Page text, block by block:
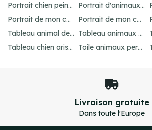
Portrait chien peinture : personnalisez votre chef-d'œuvre
Portrait d'animaux d'après photo : idées uniques et originales
Portrait de mon chat : idées et options originales
Portrait de mon chien : idées et options originales
Tableau animal de compagnie : idées créatives et amusantes
Tableau animaux habillés : personnalisez votre portrait
Tableau chien aristocrate : offrez un cadeau unique
Toile animaux personnalisé : créez un chef-d'œuvre unique
Paiement sécurisé
Transactions 100%